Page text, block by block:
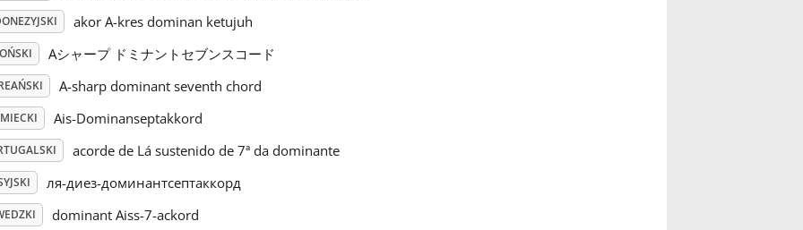
akor A-kres dominan ketujuh
Aシャープ ドミナントセブンスコード
A-sharp dominant seventh chord
Ais-Dominanseptakkord
acorde de Lá sustenido de 7ª da dominante
ля-диез-доминантсептаккорд
dominant Aiss-7-ackord